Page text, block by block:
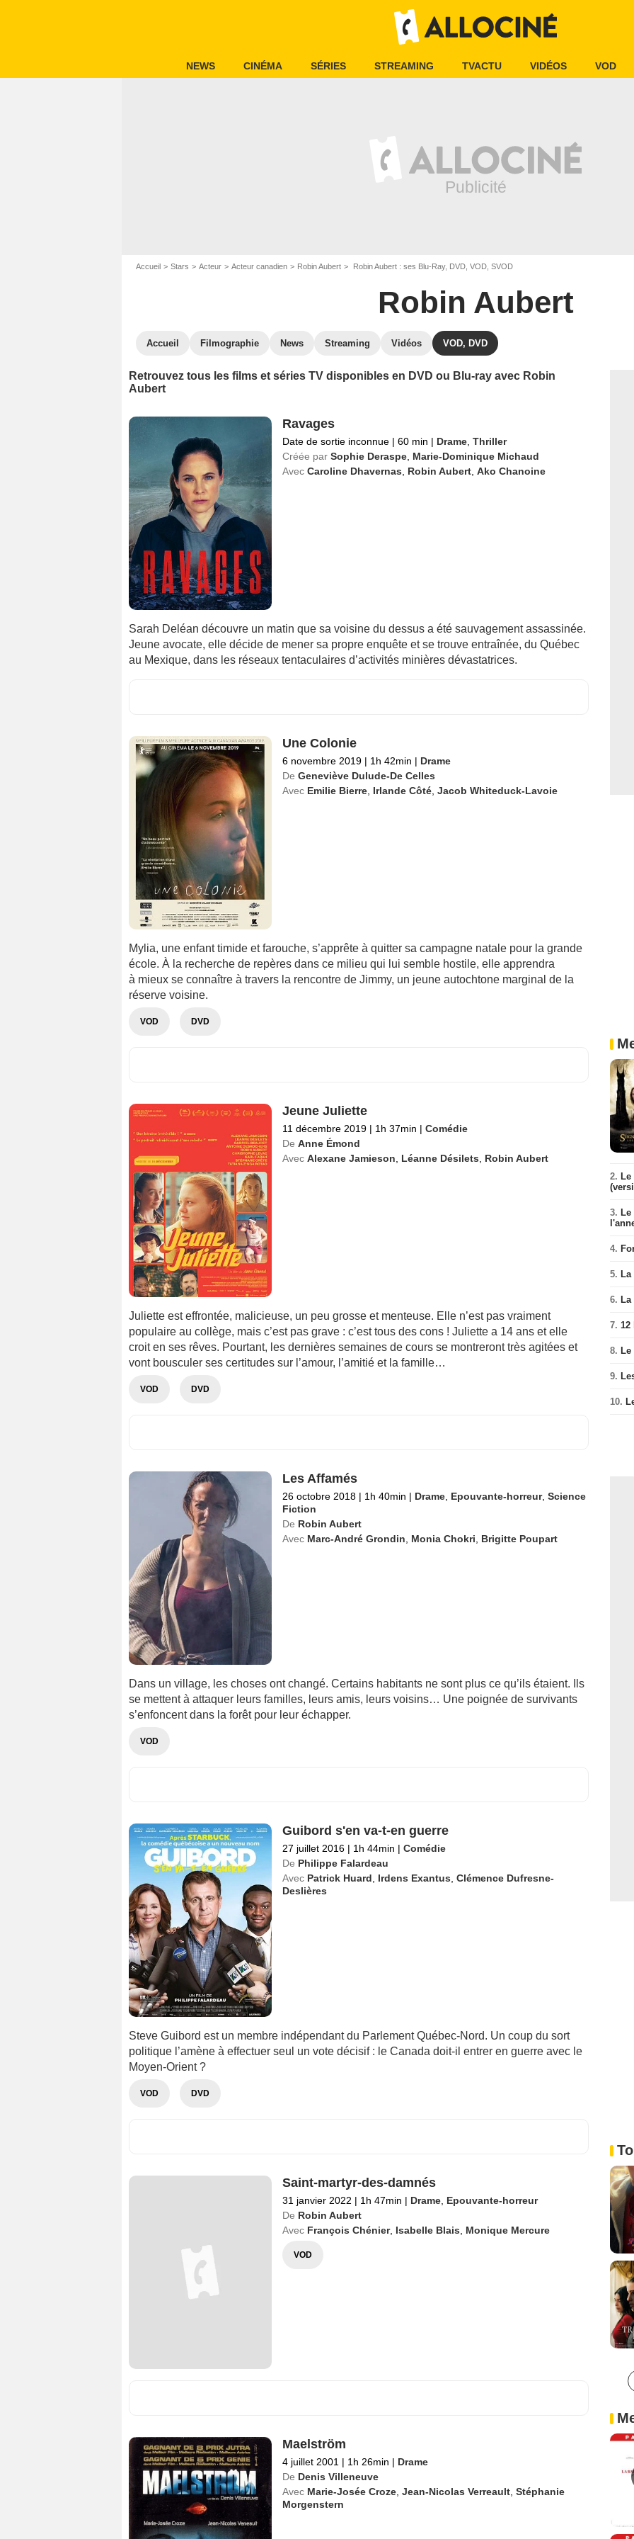
NEWS CINÉMA SÉRIES STREAMING TVACTU VIDÉOS VOD
Accueil Stars Acteur Acteur canadien Robin Aubert Robin Aubert : ses Blu-Ray, DVD, VOD, SVOD
Robin Aubert
Accueil Filmographie News Streaming Vidéos VOD, DVD
Retrouvez tous les films et séries TV disponibles en DVD ou Blu-ray avec Robin
Aubert
Ravages
Date de sortie inconnue | 60 min | Drame, Thriller
Créée par Sophie Deraspe, Marie-Dominique Michaud
Avec Caroline Dhavernas Robin Aubert, Ako Chanoine
Sarah Deléan découvre un matin que sa voisine du dessus a été sauvagement assassinée.
Jeune avocate, elle décide de mener sa propre enquête et se trouve entraînée, du Québec
au Mexique, dans les réseaux tentaculaires d’activités minières dévastatrices.
Une Colonie
6 novembre 2019 | 1h 42min | Drame
De Geneviève Dulude-De Celles
Avec Emilie Bierre, Irlande Côté, Jacob Whiteduck-Lavoie
Mylia, une enfant timide et farouche, s’apprête à quitter sa campagne natale pour la grande
école. À la recherche de repères dans ce milieu qui lui semble hostile, elle apprendra
à mieux se connaître à travers la rencontre de Jimmy, un jeune autochtone marginal de la
réserve voisine.
VOD DVD
Jeune Juliette
11 décembre 2019 | 1h 37min | Comédie
De Anne Émond
Avec Alexane Jamieson Léanne Désilets Robin Aubert
Juliette est effrontée, malicieuse, un peu grosse et menteuse. Elle n’est pas vraiment
populaire au collège, mais c’est pas grave : c’est tous des cons ! Juliette a 14 ans et elle
croit en ses rêves. Pourtant, les dernières semaines de cours se montreront très agitées et
vont bousculer ses certitudes sur l’amour, l’amitié et la famille…
VOD DVD
Les Affamés
26 octobre 2018 | 1h 40min | Drame, Epouvante-horreur, Science
Fiction
De Robin Aubert
Avec Marc-André Grondin Monia Chokri Brigitte Poupart
Dans un village, les choses ont changé. Certains habitants ne sont plus ce qu’ils étaient. Ils
se mettent à attaquer leurs familles, leurs amis, leurs voisins… Une poignée de survivants
s’enfoncent dans la forêt pour leur échapper.
VOD
Guibord s'en va-t-en guerre
27 juillet 2016 | 1h 44min | Comédie
De Philippe Falardeau
Avec Patrick Huard, Irdens Exantus, Clémence Dufresne-
Deslières
Steve Guibord est un membre indépendant du Parlement Québec-Nord. Un coup du sort
politique l’amène à effectuer seul un vote décisif : le Canada doit-il entrer en guerre avec le
Moyen-Orient ?
VOD DVD
Saint-martyr-des-damnés
31 janvier 2022 | 1h 47min | Drame, Epouvante-horreur
De Robin Aubert
Avec François Chénier, Isabelle Blais, Monique Mercure
VOD
Maelström
4 juillet 2001 | 1h 26min | Drame
De Denis Villeneuve
Avec Marie-Josée Croze, Jean-Nicolas Verreault, Stéphanie
Morgenstern
2.
3.
4.
5.
6.
7. 12
8.
9.
10.